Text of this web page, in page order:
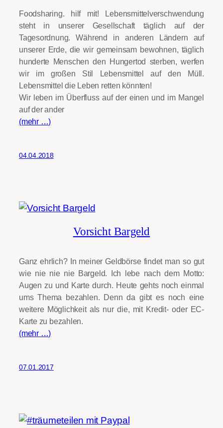
Foodsharing. hilf mit! Lebensmittelverschwendung
steht in unserer Gesellschaft täglich auf der
Tagesordnung. Während in anderen Ländern auf
unserer Erde, die wir gemeinsam bewohnen, täglich
hunderte Menschen den Hungertod sterben, werfen
wir im großen Stil Lebensmittel auf den Müll.
Lebensmittel die Leben retten könnten!
Wir leben im Überfluss auf der einen und im Mangel
auf der ander
(mehr …)
04.04.2018
Vorsicht Bargeld
Ganz ehrlich? In meiner Geldbörse findet man so gut
wie nie nie nie Bargeld. Ich lebe nach dem Motto:
Augen zu und Karte durch. Heute gehts noch einmal
ums Thema bezahlen. Denn da gibt es noch eine
weitere Möglichkeit als nur die, mit Kredit- oder EC-
Karte zu bezahlen.
(mehr …)
07.01.2017